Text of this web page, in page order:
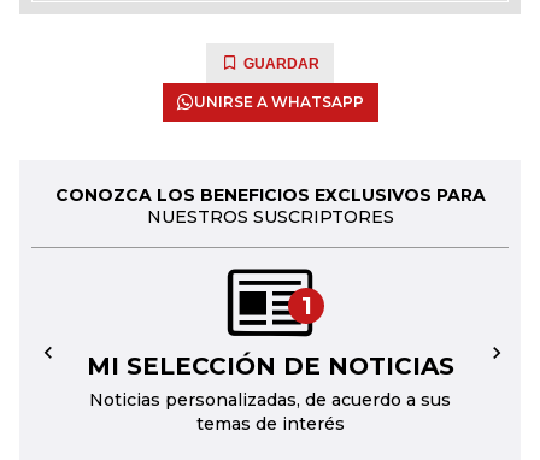
GUARDAR
UNIRSE A WHATSAPP
CONOZCA LOS BENEFICIOS EXCLUSIVOS PARA
NUESTROS SUSCRIPTORES
1
MI SELECCIÓN DE NOTICIAS
Noticias personalizadas, de acuerdo a sus
temas de interés
← →